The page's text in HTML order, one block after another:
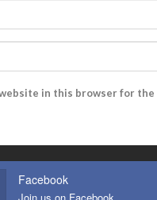
website in this browser for
Facebook
Join us on Facebook